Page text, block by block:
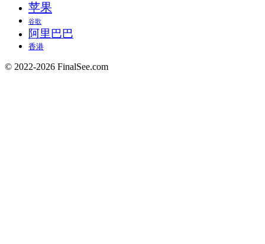
苹果
谷歌
阿里巴巴
香港
© 2022-2026 FinalSee.com